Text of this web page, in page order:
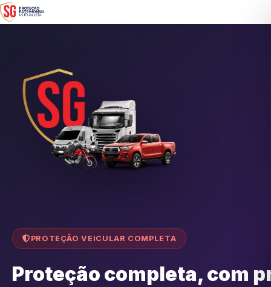
PROTEÇÃO VEICULAR COMPLETA
Proteção completa, com